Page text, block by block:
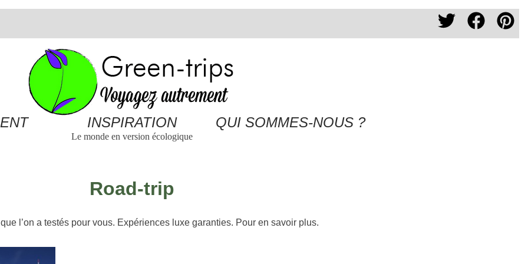
Le monde en version écologique
Road-trip
l’on a testés pour vous. Expériences luxe garanties. Pour en savoir plus.
INSPIRATION QUI SOMMES-NOUS ?